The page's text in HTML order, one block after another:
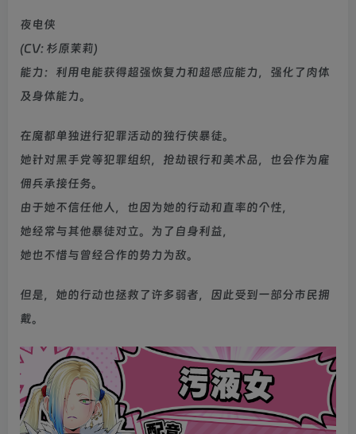
夜电侠
(CV: 杉原茉莉)
能力：利用电能获得超强恢复力和超感应能力，强化了肉体
及身体能力。
在魔都单独进行犯罪活动的独行侠暴徒。
她针对黑手党等犯罪组织，抢劫银行和美术品，也会作为雇
佣兵承接任务。
由于她不信任他人，也因为她的行动和直率的个性，
她经常与其他暴徒对立。为了自身利益，
她也不惜与曾经合作的势力为敌。
但是，她的行动也拯救了许多弱者，因此受到一部分市民拥
戴。